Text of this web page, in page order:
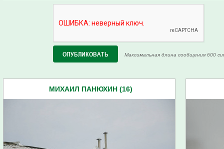
Максимальная длина сообщения 600
МИХАИЛ ПАНЮХИН (16)